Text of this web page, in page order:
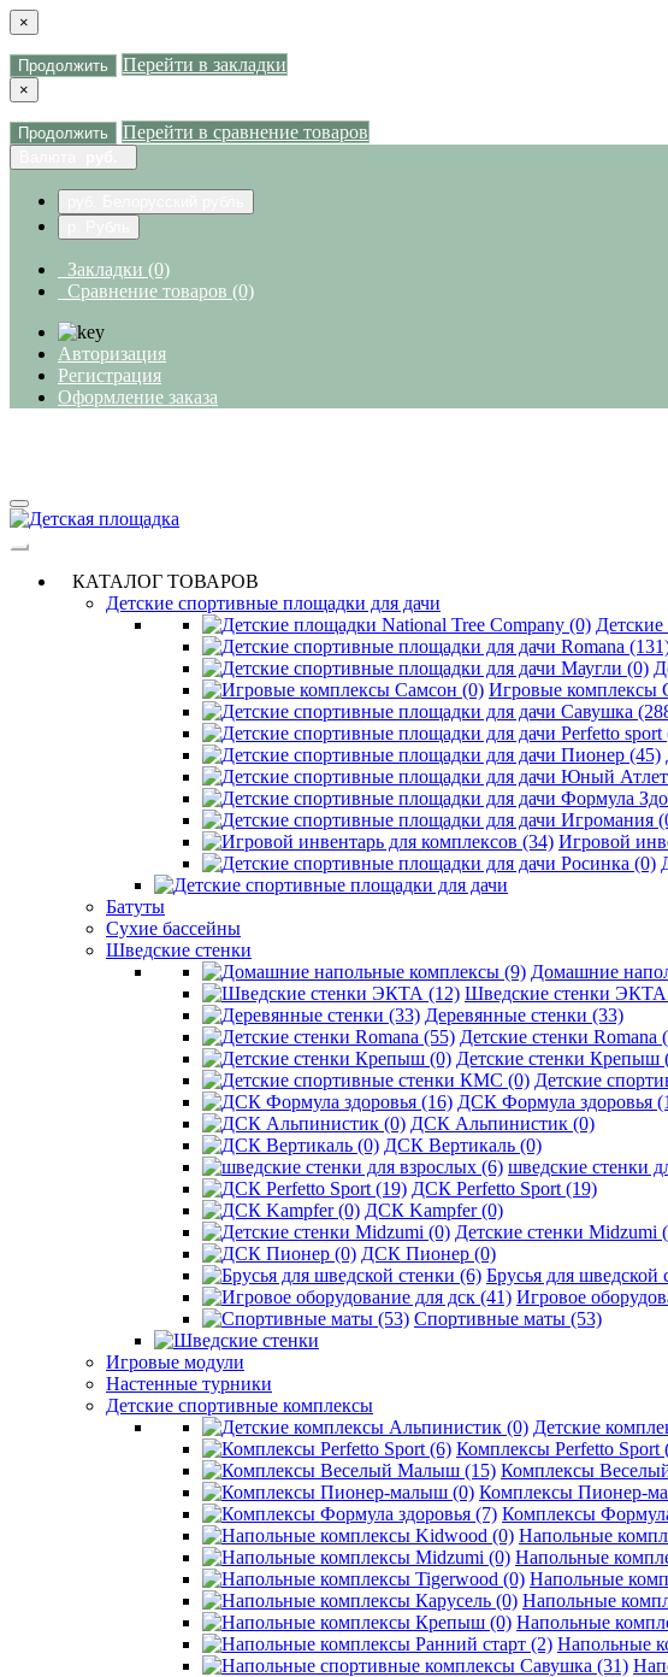
×
Продолжить Перейти в закладки
×
Продолжить Перейти в сравнение товаров
Закладки (0)
Сравнение товаров (0)
Авторизация
Регистрация
Оформление заказа
КАТАЛОГ ТОВАРОВ
Детские спортивные площадки для дачи
Игровые комплексы
Игровой
Батуты
Сухие бассейны
Шведские стенки
Домашние
Шведские стенки ЭКТА
Деревянные стенки (33)
Детские стенки Romana
Детские стенки Крепыш
Детские
ДСК Формула здоровья
ДСК Альпинистик (0)
ДСК Вертикаль (0)
шведские стенки
ДСК Perfetto Sport (19)
ДСК Kampfer (0)
Детские стенки Midzumi
ДСК Пионер (0)
Брусья для шведской
Игровое
Спортивные маты (53)
Игровые модули
Настенные турники
Детские спортивные комплексы
Детские
Комплексы Perfetto Sport
Комплексы
Комплексы Пионер-
Комплексы
Напольные
Напольные
Напольные
Напольные
Напольные
Напольные